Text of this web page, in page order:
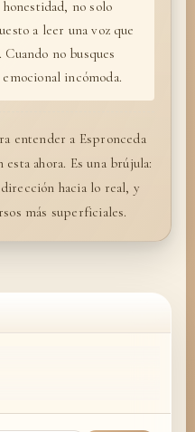
no solo
a leer una voz que
no busques
incómoda.
entender a Espronceda
ahora. Es una brújula:
hacia lo real, y
más superficiales.